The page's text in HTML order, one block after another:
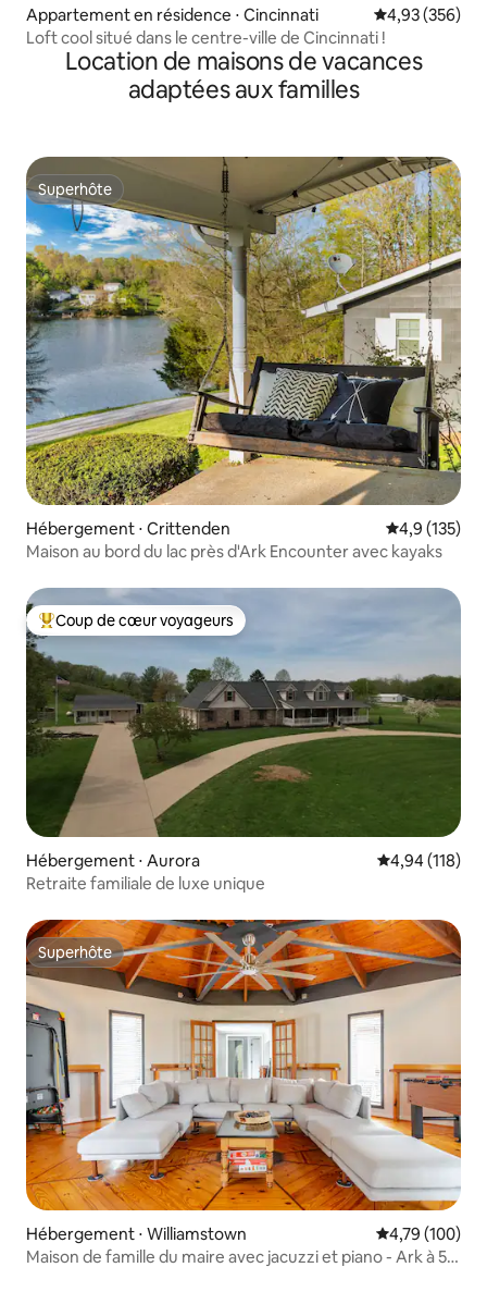
Appartement en résidence ⋅ Cincinnati Évaluation
4,93 (356)
Loft cool situé dans le centre-ville de Cincinnati !
Location de maisons de vacances
adaptées aux familles
Superhôte
Superhôte
Hébergement ⋅ Crittenden Évaluation
4,9 (135)
Maison au bord du lac près d'Ark Encounter avec kayaks
Coups de cœur voyageurs les plus appréciés
Coup de cœur voyageurs
Hébergement ⋅ Aurora Évaluation
4,94 (118)
Retraite familiale de luxe unique
Superhôte
Superhôte
Hébergement ⋅ Williamstown Évaluation
4,79 (100)
Maison de famille du maire avec jacuzzi et piano - Ark à 5